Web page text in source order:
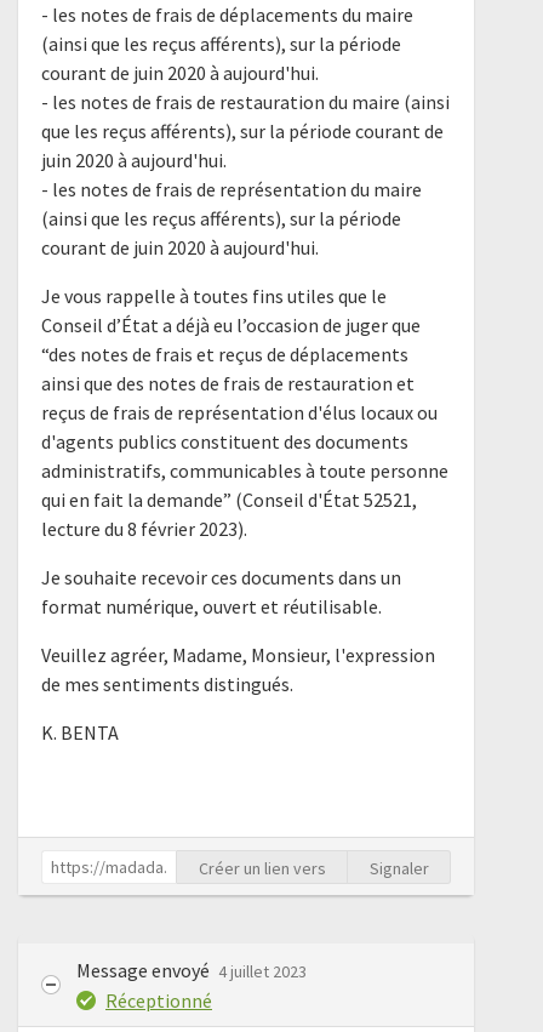
- les notes de frais de déplacements du maire
(ainsi que les reçus afférents), sur la période
courant de juin 2020 à aujourd'hui.
- les notes de frais de restauration du maire (ainsi
que les reçus afférents), sur la période courant de
juin 2020 à aujourd'hui.
- les notes de frais de représentation du maire
(ainsi que les reçus afférents), sur la période
courant de juin 2020 à aujourd'hui.
Je vous rappelle à toutes fins utiles que le
Conseil d’État a déjà eu l’occasion de juger que
“des notes de frais et reçus de déplacements
ainsi que des notes de frais de restauration et
reçus de frais de représentation d'élus locaux ou
d'agents publics constituent des documents
administratifs, communicables à toute personne
qui en fait la demande” (Conseil d'État 52521,
lecture du 8 février 2023).
Je souhaite recevoir ces documents dans un
format numérique, ouvert et réutilisable.
Veuillez agréer, Madame, Monsieur, l'expression
de mes sentiments distingués.
K. BENTA
Créer un lien vers Signaler
Message envoyé 4 juillet 2023
Réceptionné